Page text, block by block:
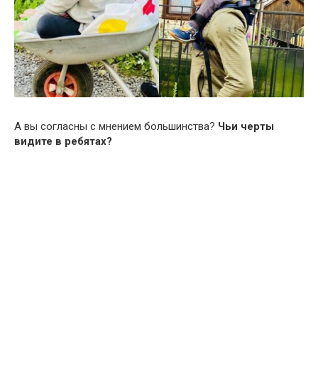
А вы согласны с мнением большинства? Чьи черты
видите в ребятах?